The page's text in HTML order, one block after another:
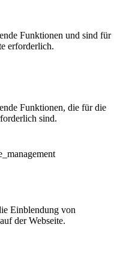
Funktionen und sind für
erforderlich.
Funktionen, die für die
sind.
Einblendung von
der Webseite.